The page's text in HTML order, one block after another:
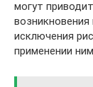
могут
исключения
применении